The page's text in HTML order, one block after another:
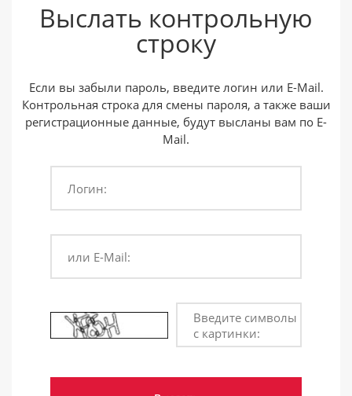
Запомнить меня на этом
компьютере
Забыли свой пароль?
или войдите с помощью
Выслать контрольную
строку
Если вы забыли пароль, введите логин или E-Mail.
Контрольная строка для смены пароля, а также ваши
регистрационные данные, будут высланы вам по E-
Mail.
Логин:
или E-Mail:
Введите символы
с картинки: